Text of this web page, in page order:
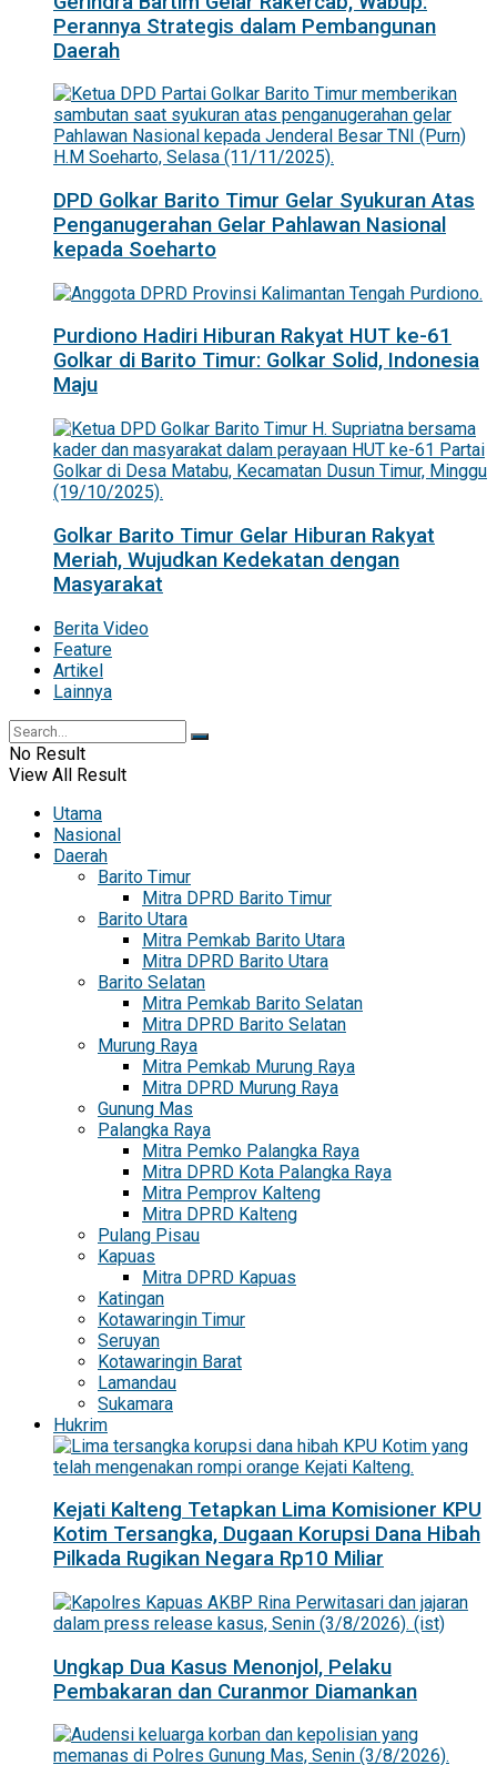
Perannya Strategis dalam Pembangunan
Daerah
DPD Golkar Barito Timur Gelar Syukuran Atas
Penganugerahan Gelar Pahlawan Nasional
kepada Soeharto
Purdiono Hadiri Hiburan Rakyat HUT ke-61
Golkar di Barito Timur: Golkar Solid, Indonesia
Maju
Golkar Barito Timur Gelar Hiburan Rakyat
Meriah, Wujudkan Kedekatan dengan
Masyarakat
Berita Video
Feature
Artikel
Lainnya
No Result
View All Result
Utama
Nasional
Daerah
Barito Timur
Mitra DPRD Barito Timur
Barito Utara
Mitra Pemkab Barito Utara
Mitra DPRD Barito Utara
Barito Selatan
Mitra Pemkab Barito Selatan
Mitra DPRD Barito Selatan
Murung Raya
Mitra Pemkab Murung Raya
Mitra DPRD Murung Raya
Gunung Mas
Palangka Raya
Mitra Pemko Palangka Raya
Mitra DPRD Kota Palangka Raya
Mitra Pemprov Kalteng
Mitra DPRD Kalteng
Pulang Pisau
Kapuas
Mitra DPRD Kapuas
Katingan
Kotawaringin Timur
Seruyan
Kotawaringin Barat
Lamandau
Sukamara
Hukrim
Kejati Kalteng Tetapkan Lima Komisioner KPU
Kotim Tersangka, Dugaan Korupsi Dana Hibah
Pilkada Rugikan Negara Rp10 Miliar
Ungkap Dua Kasus Menonjol, Pelaku
Pembakaran dan Curanmor Diamankan